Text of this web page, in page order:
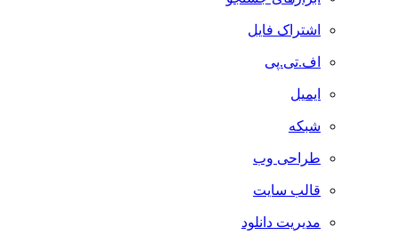
اشتراک فایل
اف.تی.پی
ایمیل
شبکه
طراحی وب
قالب سایت
مدیریت دانلود